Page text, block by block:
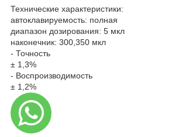
Технические характеристики:
автоклавируемость: полная
диапазон дозирования: 5 мкл
наконечник: 300,350 мкл
- Точность
± 1,3%
- Воспроизводимость
± 1,2%